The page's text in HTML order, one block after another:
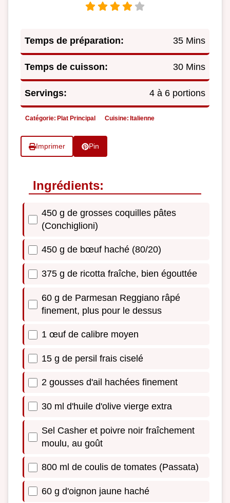
Temps de préparation: 35 Mins
Temps de cuisson: 30 Mins
Servings: 4 à 6 portions
Catégorie: Plat Principal Cuisine: Italienne
Imprimer Pin
Ingrédients:
450 g de grosses coquilles pâtes
(Conchiglioni)
450 g de bœuf haché (80/20)
375 g de ricotta fraîche, bien égouttée
60 g de Parmesan Reggiano râpé
finement, plus pour le dessus
1 œuf de calibre moyen
15 g de persil frais ciselé
2 gousses d'ail hachées finement
30 ml d'huile d'olive vierge extra
Sel Casher et poivre noir fraîchement
moulu, au goût
800 ml de coulis de tomates (Passata)
60 g d'oignon jaune haché